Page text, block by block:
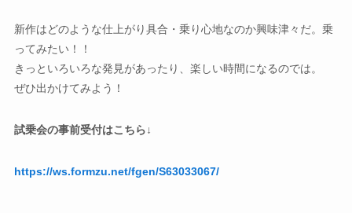
新作はどのような仕上がり具合・乗り心地なのか興味津々だ。乗
ってみたい！！
きっといろいろな発見があったり、楽しい時間になるのでは。
ぜひ出かけてみよう！
試乗会の事前受付はこちら↓
https://ws.formzu.net/fgen/S63033067/